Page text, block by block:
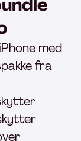
med
fra